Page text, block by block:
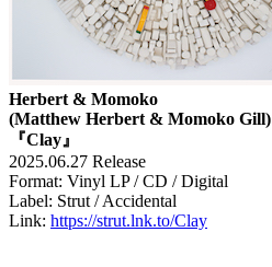
Herbert & Momoko
(Matthew Herbert & Momoko Gill)
『Clay』
2025.06.27 Release
Format: Vinyl LP / CD / Digital
Label: Strut / Accidental
Link: https://strut.lnk.to/Clay